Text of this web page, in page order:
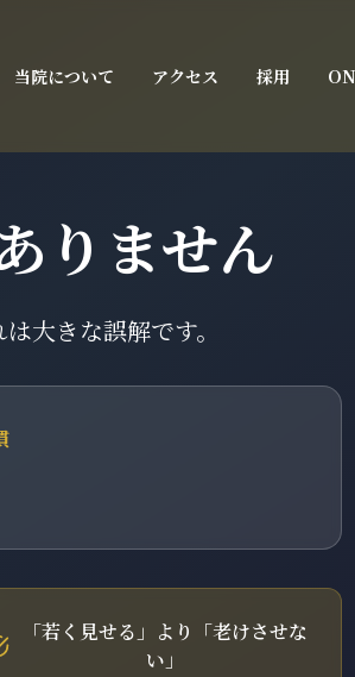
当院について アクセス 採用
りません
大きな誤解です。
「若く見せる」より「老けさせな
い」